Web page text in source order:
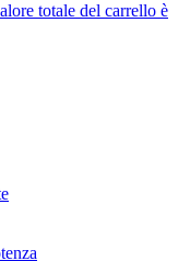
totale del carrello è